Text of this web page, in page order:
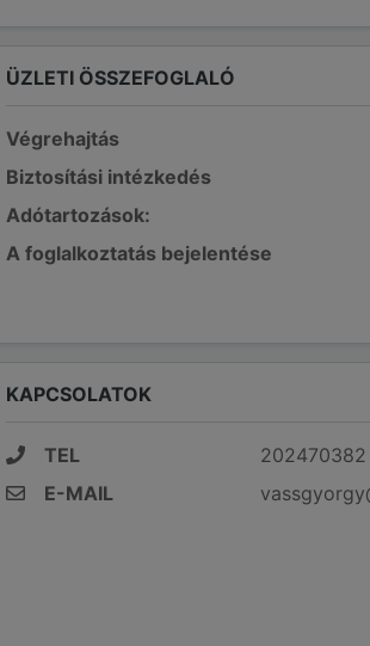
ÜZLETI ÖSSZEFOGLALÓ
Végrehajtás
Biztosítási intézkedés
Adótartozások:
A foglalkoztatás bejelentése
KAPCSOLATOK
TEL
202470382
E-MAIL